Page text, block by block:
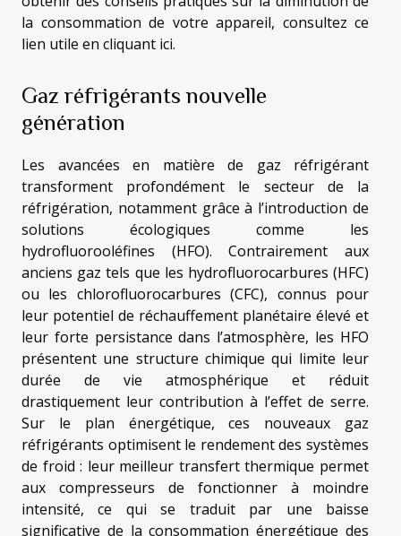
la consommation de votre appareil, consultez ce
lien utile en cliquant ici.
Gaz réfrigérants nouvelle
génération
Les avancées en matière de gaz réfrigérant
transforment profondément le secteur de la
réfrigération, notamment grâce à l’introduction de
solutions écologiques comme les
hydrofluorooléfines (HFO). Contrairement aux
anciens gaz tels que les hydrofluorocarbures (HFC)
ou les chlorofluorocarbures (CFC), connus pour
leur potentiel de réchauffement planétaire élevé et
leur forte persistance dans l’atmosphère, les HFO
présentent une structure chimique qui limite leur
durée de vie atmosphérique et réduit
drastiquement leur contribution à l’effet de serre.
Sur le plan énergétique, ces nouveaux gaz
réfrigérants optimisent le rendement des systèmes
de froid : leur meilleur transfert thermique permet
aux compresseurs de fonctionner à moindre
intensité, ce qui se traduit par une baisse
significative de la consommation énergétique des